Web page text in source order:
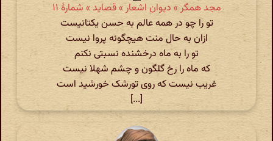
مجد همگر » دیوان اشعار » قصاید » شمارهٔ ۱۱
تو را چو در همه عالم به حسن یکتانیست
ازان به حال منت هیچگونه پروا نیست
تو را به ماه درخشنده نسبتی نکنم
که ماه را رخ گلگون و چشم شهلا نیست
غریب نیست که روی تورشک خورشید است
[...]